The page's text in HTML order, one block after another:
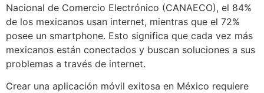
Nacional de Comercio Electrónico (CANAECO), el 84%
de los mexicanos usan internet, mientras que el 72%
posee un smartphone. Esto significa que cada vez más
mexicanos están conectados y buscan soluciones a sus
problemas a través de internet.
Crear una aplicación móvil exitosa en México requiere